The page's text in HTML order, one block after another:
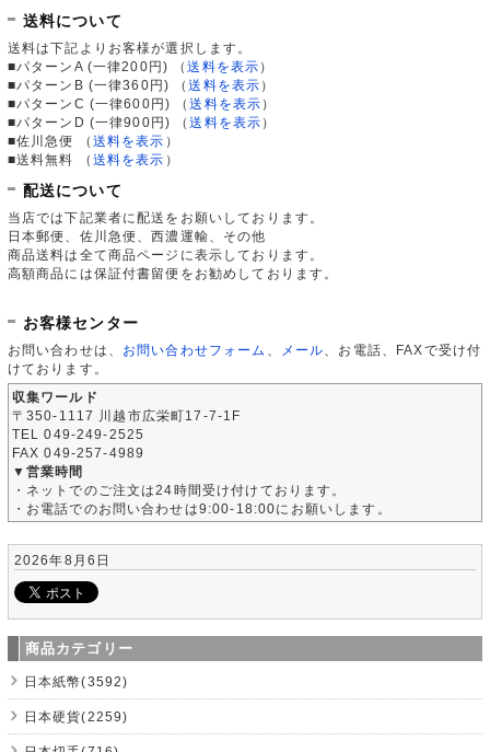
送料について
送料は下記よりお客様が選択します。
■パターンA (一律200円)
（送料を表示 ）
■パターンB (一律360円)
（送料を表示 ）
■パターンC (一律600円)
（送料を表示 ）
■パターンD (一律900円)
（送料を表示 ）
■佐川急便
（ 送料を表示 ）
■送料無料
（ 送料を表示 ）
配送について
当店では下記業者に配送をお願いしております。
日本郵便、佐川急便、西濃運輸、その他
商品送料は全て商品ページに表示しております。
高額商品には保証付書留便をお勧めしております。
お客様センター
お問い合わせは、 お問い合わせフォーム メール 、お電話、FAXで受け付
けております。
収集ワールド
〒350-1117 川越市広栄町17-7-1F
TEL 049-249-2525
FAX 049-257-4989
▼営業時間
・ネットでのご注文は24時間受け付けております。
・お電話でのお問い合わせは9:00-18:00にお願いします。
2026年8月6日
商品カテゴリー
日本紙幣(3592)
日本硬貨(2259)